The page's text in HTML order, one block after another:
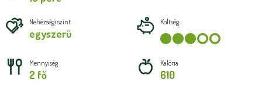
Nehézségi szint
egyszerű
Költség
Mennyiség
2 fő
Kalória
610